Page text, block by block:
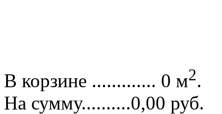
В корзине ............. 0 м2.
На сумму..........0,00 руб.